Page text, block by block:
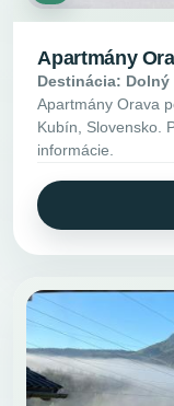
Apartmány
Destinácia: Dolný
Apartmány Orava
Kubín, Slovensko.
informácie.